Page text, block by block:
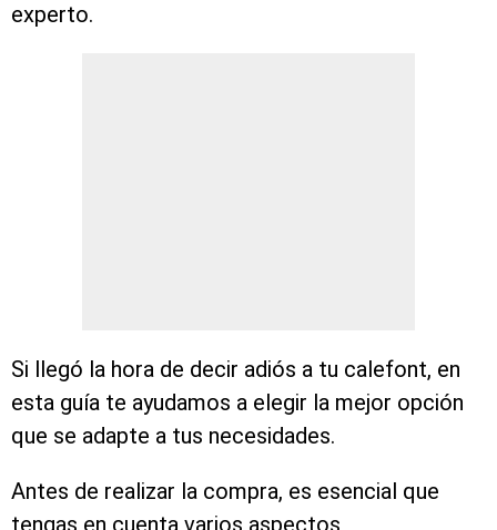
experto.
Si llegó la hora de decir adiós a tu calefont, en
esta guía te ayudamos a elegir la mejor opción
que se adapte a tus necesidades.
Antes de realizar la compra, es esencial que
tengas en cuenta varios aspectos